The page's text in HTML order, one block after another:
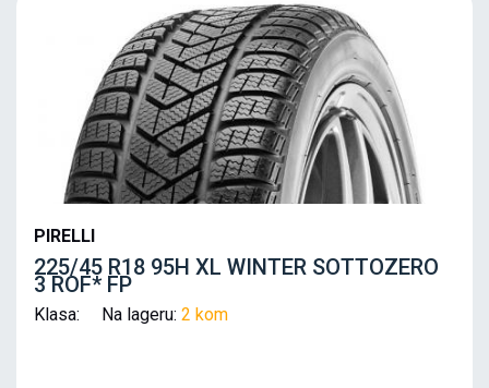
PIRELLI
225/45 R18 95H XL WINTER SOTTOZERO
3 ROF* FP
Klasa: Na lageru: 2 kom